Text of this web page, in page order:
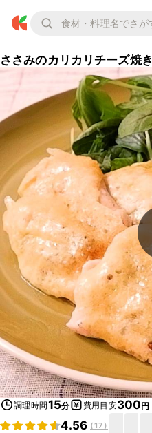
ささみのカリカリチーズ焼き
調理時間15分 費用目安300円
4.56 (17)